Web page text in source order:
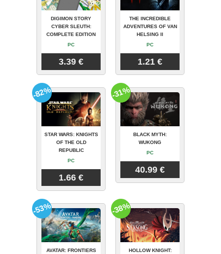
DIGIMON STORY
CYBER SLEUTH:
COMPLETE EDITION
PC
3.39 €
THE INCREDIBLE
ADVENTURES OF VAN
HELSING II
PC
1.21 €
STAR WARS: KNIGHTS
OF THE OLD
REPUBLIC
PC
1.66 €
-82%
BLACK MYTH:
WUKONG
PC
40.99 €
-31%
AVATAR: FRONTIERS
-53%
HOLLOW KNIGHT:
-38%